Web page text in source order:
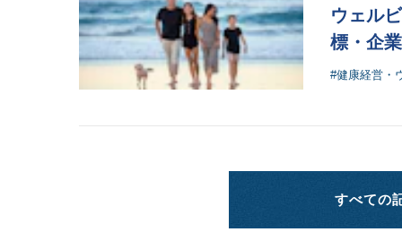
ウェル
標・企
#健康経営・
すべての